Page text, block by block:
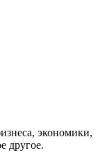
экономики,
другое.